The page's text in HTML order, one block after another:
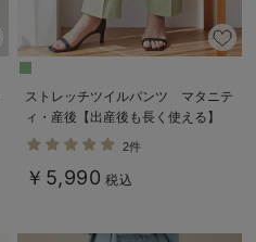
ストレッチツイルパンツ マタニテ
ィ・産後【出産後も長く使える】
2件
￥5,990 税込